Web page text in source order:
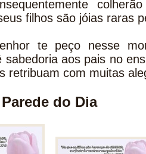
filhos são jóias raras
te peço nesse
sabedoria aos pais no
retribuam com muitas
do Dia